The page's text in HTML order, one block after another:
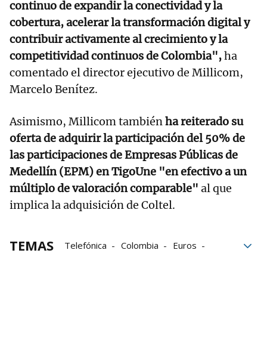
continuo de expandir la conectividad y la
cobertura, acelerar la transformación digital y
contribuir activamente al crecimiento y la
competitividad continuos de Colombia",ha
comentado el director ejecutivo de Millicom,
Marcelo Benítez.
Asimismo, Millicom tambiénha reiterado su
oferta de adquirir la participación del 50% de
las participaciones de Empresas Públicas de
Medellín (EPM) en TigoUne "en efectivo a un
múltiplo de valoración comparable" al que
implica la adquisición de Coltel.
TEMAS Telefónica Colombia
Euros